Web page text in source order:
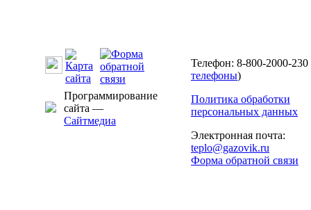
Программирование
сайта —
Сайтмедиа
Телефон: 8-800-2000-230
телефоны)
Политика обработки
персональных данных
Электронная почта:
teplo@gazovik.ru
Форма обратной связи